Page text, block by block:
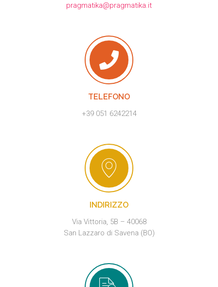
pragmatika@pragmatika.it
TELEFONO
+39 051 6242214
INDIRIZZO
Via Vittoria, 5B – 40068
San Lazzaro di Savena (BO)